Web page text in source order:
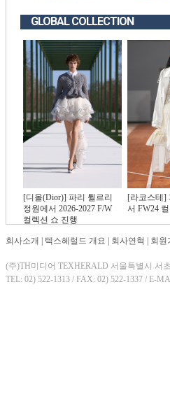
GLOBAL COLLECTION
[디올(Dior)] 파리 튈르리
정원에서 2026-2027 F/W
컬렉션 쇼 진행
[라코스테]
서 FW24
회사소개 텍스헤럴드 개요 회사연혁 회원
(주)TH미디어 TEXHERALD 서울특별시 서
TEL: 02) 522-1313 / FAX: 02) 522-1337 / E-